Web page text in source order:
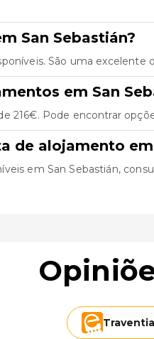
San Sebastián?
São uma
em San
216€. Pode encontrar
de alojamento em
em San Sebastián,